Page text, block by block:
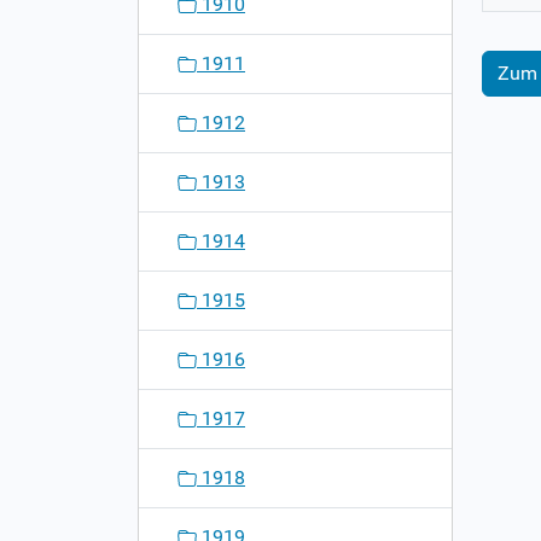
Zum
1911
1912
1913
1914
1915
1916
1917
1918